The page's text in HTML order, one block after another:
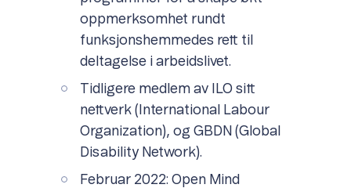
oppmerksomhet rundt
funksjonshemmedes rett til
deltagelse i arbeidslivet.
Tidligere medlem av ILO sitt
nettverk (International Labour
Organization), og GBDN (Global
Disability Network).
Februar 2022: Open Mind